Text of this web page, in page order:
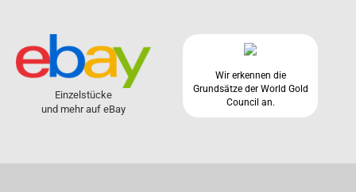
Einzelstücke
und mehr auf eBay
Wir erkennen die
Grundsätze der World Gold
Council an.